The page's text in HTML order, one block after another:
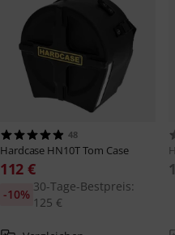
48
Hardcase HN10T Tom Case
112 €
30-Tage-Bestpreis:
125 €
-10%